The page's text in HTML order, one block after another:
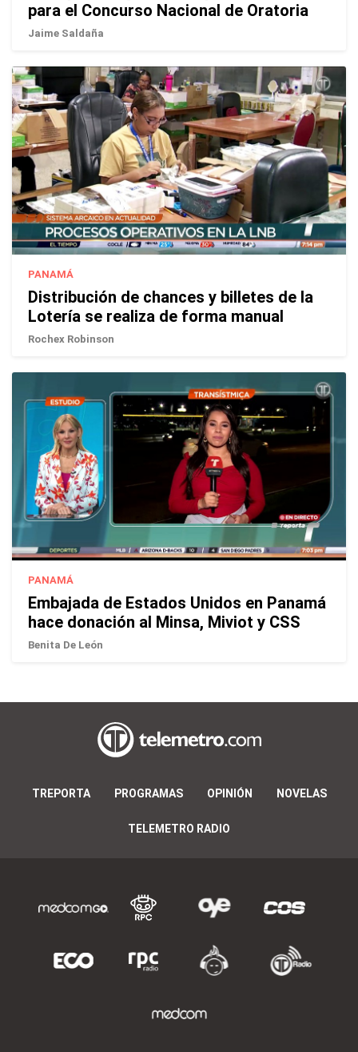
para el Concurso Nacional de Oratoria
Jaime Saldaña
PANAMÁ
Distribución de chances y billetes de la
Lotería se realiza de forma manual
Rochex Robinson
PANAMÁ
Embajada de Estados Unidos en Panamá
hace donación al Minsa, Miviot y CSS
Benita De León
TREPORTA PROGRAMAS OPINIÓN NOVELAS
TELEMETRO RADIO